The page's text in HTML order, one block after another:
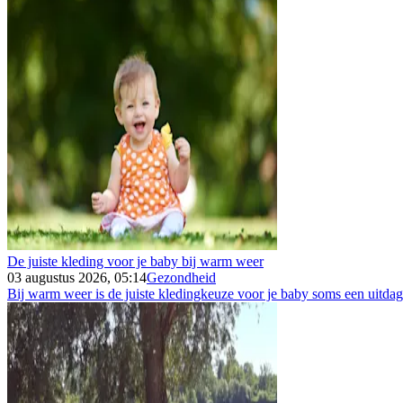
De juiste kleding voor je baby bij warm weer
03 augustus 2026, 05:14Gezondheid
Bij warm weer is de juiste kledingkeuze voor je baby soms een